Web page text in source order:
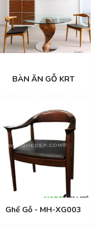
BÀN ĂN GỖ KRT
Ghế Gỗ - MH-XG003